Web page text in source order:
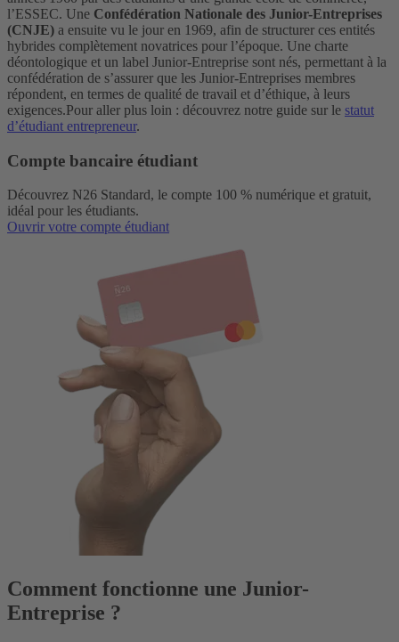
l’ESSEC. Une Confédération Nationale des Junior-Entreprises
(CNJE) a ensuite vu le jour en 1969, afin de structurer ces entités
hybrides complètement novatrices pour l’époque. Une charte
déontologique et un label Junior-Entreprise sont nés, permettant à la
confédération de s’assurer que les Junior-Entreprises membres
répondent, en termes de qualité de travail et d’éthique, à leurs
exigences.Pour aller plus loin : découvrez notre guide sur le statut
d’étudiant entrepreneur.
Compte bancaire étudiant
Découvrez N26 Standard, le compte 100 % numérique et gratuit,
idéal pour les étudiants.
Ouvrir votre compte étudiant
Comment fonctionne une Junior-
Entreprise ?